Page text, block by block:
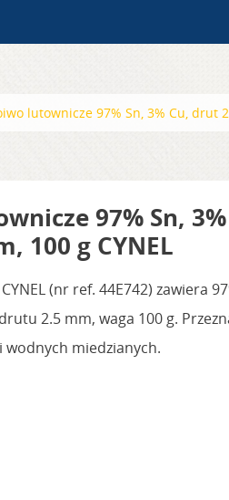
lutownicze 97% Sn, 3% Cu, drut
97% Sn,
100 g CYNEL
(nr ref. 44E742) zawiera
2.5 mm, waga 100 g.
miedzianych.